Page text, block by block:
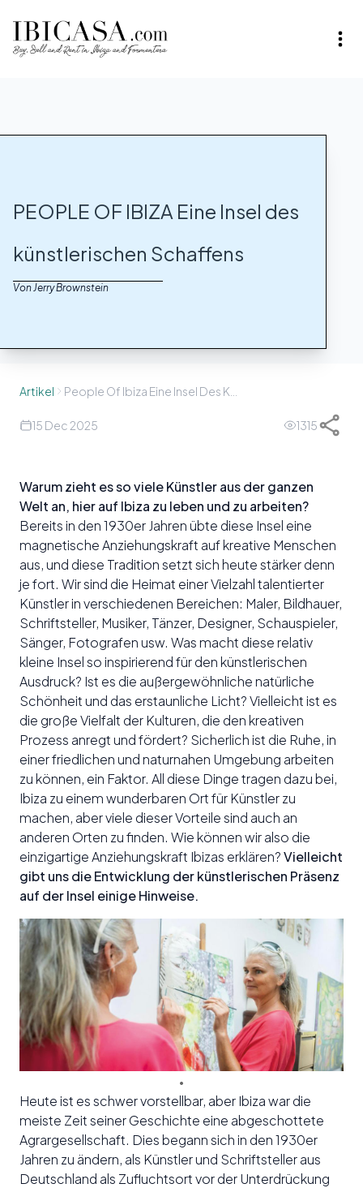
PEOPLE OF IBIZA Eine Insel des
künstlerischen Schaffens
Von Jerry Brownstein
Artikel
15 Dec 2025 1315
Warum zieht es so viele Künstler aus der ganzen
Welt an, hier auf Ibiza zu leben und zu arbeiten?
Bereits in den 1930er Jahren übte diese Insel eine
magnetische Anziehungskraft auf kreative Menschen
aus, und diese Tradition setzt sich heute stärker denn
je fort. Wir sind die Heimat einer Vielzahl talentierter
Künstler in verschiedenen Bereichen: Maler, Bildhauer,
Schriftsteller, Musiker, Tänzer, Designer, Schauspieler,
Sänger, Fotografen usw. Was macht diese relativ
kleine Insel so inspirierend für den künstlerischen
Ausdruck? Ist es die außergewöhnliche natürliche
Schönheit und das erstaunliche Licht? Vielleicht ist es
die große Vielfalt der Kulturen, die den kreativen
Prozess anregt und fördert? Sicherlich ist die Ruhe, in
einer friedlichen und naturnahen Umgebung arbeiten
zu können, ein Faktor. All diese Dinge tragen dazu bei,
Ibiza zu einem wunderbaren Ort für Künstler zu
machen, aber viele dieser Vorteile sind auch an
anderen Orten zu finden. Wie können wir also die
einzigartige Anziehungskraft Ibizas erklären?Vielleicht
gibt uns die Entwicklung der künstlerischen Präsenz
auf der Insel einige Hinweise.
Heute ist es schwer vorstellbar, aber Ibiza war die
meiste Zeit seiner Geschichte eine abgeschottete
Agrargesellschaft. Dies begann sich in den 1930er
Jahren zu ändern, als Künstler und Schriftsteller aus
Deutschland als Zufluchtsort vor der Unterdrückung